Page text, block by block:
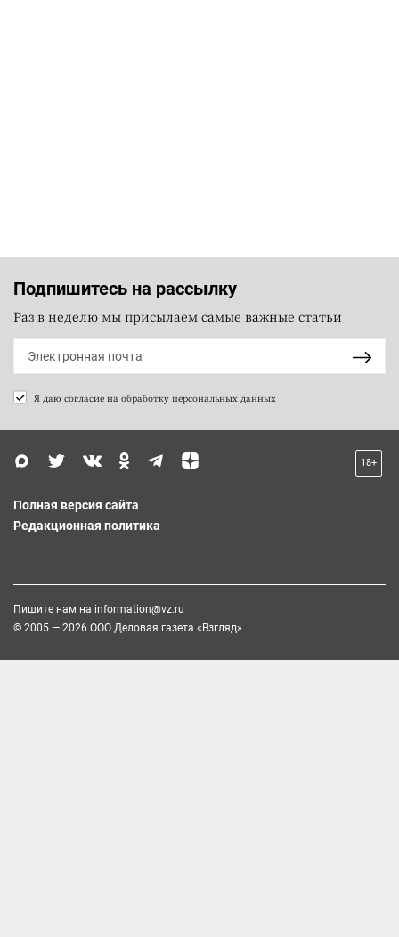
Подпишитесь на рассылку
Раз в неделю мы присылаем самые важные статьи
Я даю согласие на обработку персональных данных
18+
Полная версия сайта
Редакционная политика
Пишите нам на information@vz.ru
© 2005 — 2026 ООО Деловая газета «Взгляд»